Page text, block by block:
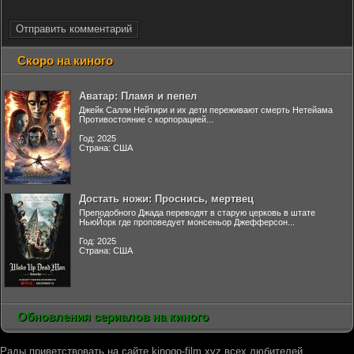
Отправить комментарий
Скоро на киного
Аватар: Пламя и пепел
Джейк Салли Нейтири и их дети переживают смерть Нетейама
Противостояние с корпорацией...
Год: 2025
Страна: США
Достать ножи: Проснись, мертвец
Преподобного Джада переводят в старую церковь в штате
НьюЙорк где проповедует монсеньор Джефферсон...
Год: 2025
Страна: США
Обновления сериалов на киного
Рады приветствовать на сайте kinogo-film.xyz всех любителей